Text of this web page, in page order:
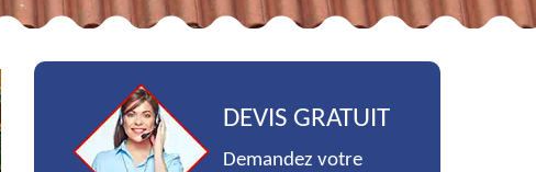
DEVIS GRATUIT
Demandez votre